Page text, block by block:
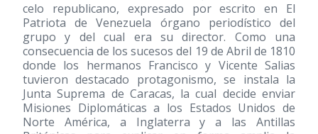
celo republicano, expresado por escrito en El
Patriota de Venezuela órgano periodístico del
grupo y del cual era su director. Como una
consecuencia de los sucesos del 19 de Abril de 1810
donde los hermanos Francisco y Vicente Salias
tuvieron destacado protagonismo, se instala la
Junta Suprema de Caracas, la cual decide enviar
Misiones Diplomáticas a los Estados Unidos de
Norte América, a Inglaterra y a las Antillas